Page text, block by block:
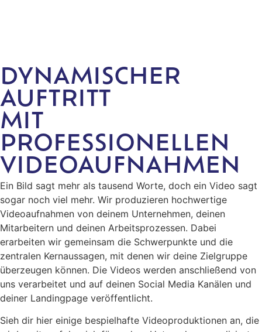
DYNAMISCHER
AUFTRITT
MIT
PROFESSIONELLEN
VIDEOAUFNAHMEN
Ein Bild sagt mehr als tausend Worte, doch ein Video sagt
sogar noch viel mehr. Wir produzieren hochwertige
Videoaufnahmen von deinem Unternehmen, deinen
Mitarbeitern und deinen Arbeitsprozessen. Dabei
erarbeiten wir gemeinsam die Schwerpunkte und die
zentralen Kernaussagen, mit denen wir deine Zielgruppe
überzeugen können. Die Videos werden anschließend von
uns verarbeitet und auf deinen Social Media Kanälen und
deiner Landingpage veröffentlicht.
Sieh dir hier einige bespielhafte Videoproduktionen an, die